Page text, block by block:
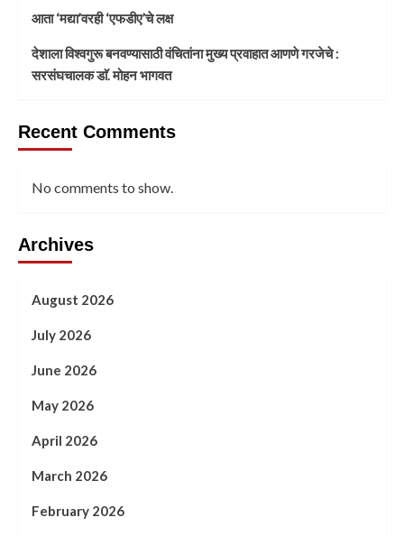
आता ‘मद्या’वरही ‘एफडीए’चे लक्ष
देशाला विश्वगुरू बनवण्यासाठी वंचितांना मुख्य प्रवाहात आणणे गरजेचे :
सरसंघचालक डाॅ. मोहन भागवत
Recent Comments
No comments to show.
Archives
August 2026
July 2026
June 2026
May 2026
April 2026
March 2026
February 2026